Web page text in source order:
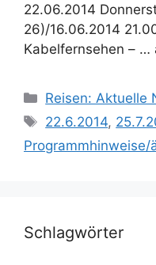
22.06.2014
26)/16.06.2014
Kabelfernsehen –
Kategorien
Reisen: Aktuelle
Schlagwörter
22.6.2014,
Programmhinweise/
Schlagwörter